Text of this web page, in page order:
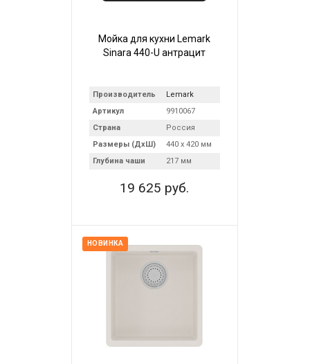
Мойка для кухни Lemark
Sinara 440-U антрацит
Производитель
Lemark
Артикул
9910067
Страна
Россия
Размеры (ДхШ)
440 х 420 мм
Глубина чаши
217 мм
19 625 руб.
НОВИНКА